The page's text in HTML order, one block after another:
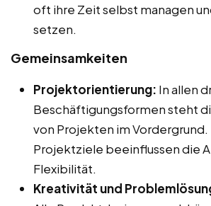
oft ihre Zeit selbst managen
setzen.
Gemeinsamkeiten
Projektorientierung: In allen
Beschäftigungsformen steht
von Projekten im Vordergrund.
Projektziele beeinflussen die
Flexibilität.
Kreativität und